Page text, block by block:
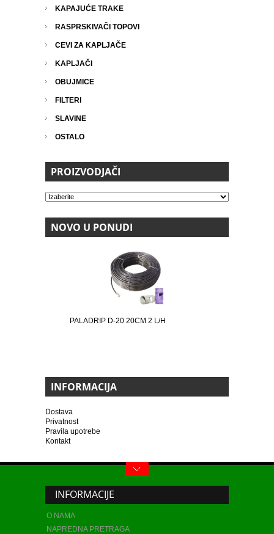
KAPAJUĆE TRAKE
RASPRSKIVAČI TOPOVI
CEVI ZA KAPLJAČE
KAPLJAČI
OBUJMICE
FILTERI
SLAVINE
OSTALO
PROIZVODJAČI
NOVO U PONUDI
PALADRIP D-20 20CM 2 L/H
INFORMACIJA
Dostava
Privatnost
Pravila upotrebe
Kontakt
INFORMACIJE
O NAMA
NAPREDNA PRETRAGA